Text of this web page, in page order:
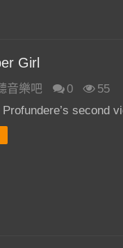
Girl
音樂吧 0
55
second